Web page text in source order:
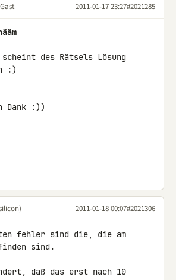
Gast 2011-01-17 23:27#2021285
scheint des Rätsels Lösung
:)
Dank :))
2011-01-18 00:07#2021306
fehler sind die, die am
sind.
daß das erst nach 10